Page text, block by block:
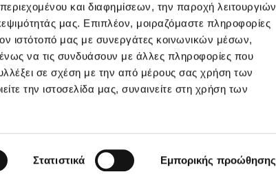
και διαφημίσεων, την παροχή λειτουργιών
μας. Επιπλέον, μοιραζόμαστε πληροφορίες
ιστότοπό μας με συνεργάτες κοινωνικών μέσων,
να τις συνδυάσουν με άλλες πληροφορίες που
σε σχέση με την από μέρους σας χρήση των
την ιστοσελίδα μας, συναινείτε στη χρήση των
Στατιστικά Εμπορικής προώθησης
Created by Powered by